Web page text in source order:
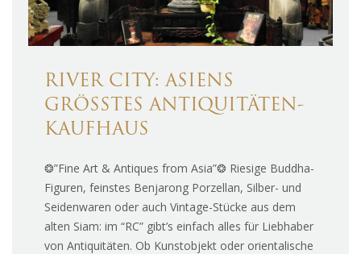
RIVER CITY: ASIENS
GRÖSSTES ANTIQUITÄTEN-K
AUFHAUS
❂”Fine Art & Antiques from Asia”❂ Riesige Buddha-
Figuren, feinstes Benjarong Porzellan, Silber- und
Seidenwaren oder auch Vintage-Stücke aus dem
alten Siam: im “RC” gibt’s einfach alles für Liebhaber
von Antiquitäten. Ob Kunstobjekt oder orientalische